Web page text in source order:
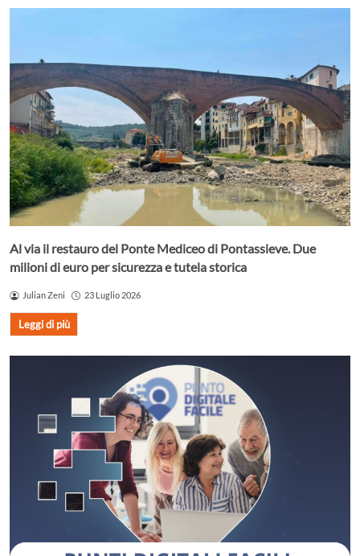
Al via il restauro del Ponte Mediceo di Pontassieve. Due
milioni di euro per sicurezza e tutela storica
Julian Zeni 23 Luglio 2026
Leggi di più